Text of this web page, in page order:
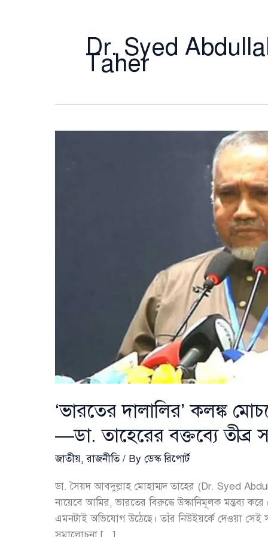
Dr. Syed
Taher
‘ভারতের দালালির’ কলঙ্ক
—ডা. তাহেরের বক্তব্যে তীব্র
জাতীয়,রাজনীতি/ By ডেস্ক রিপোর্ট
ডা. সৈয়দ আবদুল্লাহ মোহাম্মদ তাহের (Dr. Syed
নায়েবে আমির, ভারতের বিরুদ্ধে উস্কানিমূলক মন্তব্য
এমনটাই অভিযোগ উঠেছে। তাঁর নিউইয়র্কে দেওয়া সেই